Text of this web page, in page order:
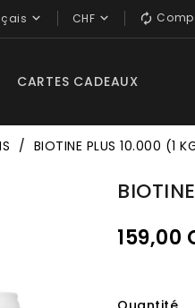

CHF 

CARTES CADEAUX
BIOTINE PLUS 10.000 (1
159,00